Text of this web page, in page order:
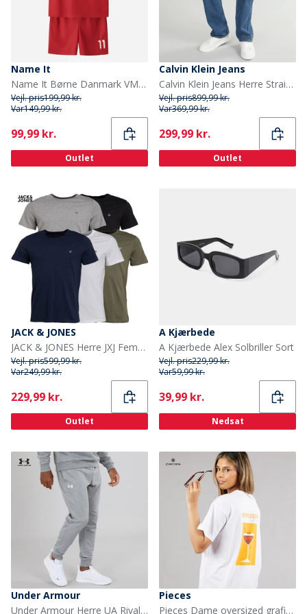
Name It
Name It Børne Danmark VM Fodbold Sæt True Red Denmark
Vejl. pris199,99 kr.
Var149,99 kr.
Current
99,99 kr.
Outlet
Calvin Klein Jeans
Calvin Klein Jeans Herre Straight Jeans Pacifico
Vejl. pris899,99 kr.
Var369,99 kr.
Current
299,99 kr.
Outlet
JACK & JONES
JACK & JONES Herre JXJ Fem-pak T-shirts Blå/Hvid/Grå/Khaki/Sort
Vejl. pris599,99 kr.
Var249,99 kr.
Current
229,99 kr.
Outlet
A Kjærbede
A Kjærbede Alex Solbriller Sort
Vejl. pris229,99 kr.
Var59,99 kr.
Current
39,99 kr.
Nedsat
Under Armour
Under Armour Herre UA Rival Fleece Joggingbukser Castlerock Lys Heather/Hvid
Pieces
Pieces Dame oversized grafisk t shirt hvid espresso White Espresso